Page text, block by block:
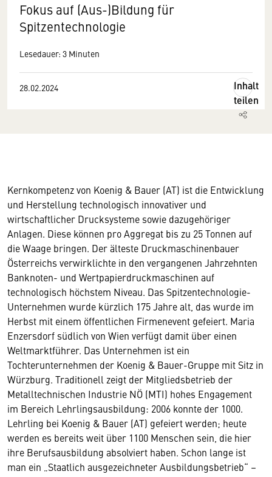
Fokus auf (Aus-)Bildung für
Spitzentechnologie
Lesedauer: 3 Minuten
28.02.2024
Inhalt
teilen
Kernkompetenz von Koenig & Bauer (AT) ist die Entwicklung
und Herstellung technologisch innovativer und
wirtschaftlicher Drucksysteme sowie dazugehöriger
Anlagen. Diese können pro Aggregat bis zu 25 Tonnen auf
die Waage bringen. Der älteste Druckmaschinenbauer
Österreichs verwirklichte in den vergangenen Jahrzehnten
Banknoten- und Wertpapierdruckmaschinen auf
technologisch höchstem Niveau. Das Spitzentechnologie-
Unternehmen wurde kürzlich 175 Jahre alt, das wurde im
Herbst mit einem öffentlichen Firmenevent gefeiert. Maria
Enzersdorf südlich von Wien verfügt damit über einen
Weltmarktführer. Das Unternehmen ist ein
Tochterunternehmen der Koenig & Bauer-Gruppe mit Sitz in
Würzburg. Traditionell zeigt der Mitgliedsbetrieb der
Metalltechnischen Industrie NÖ (MTI) hohes Engagement
im Bereich Lehrlingsausbildung: 2006 konnte der 1000.
Lehrling bei Koenig & Bauer (AT) gefeiert werden; heute
werden es bereits weit über 1100 Menschen sein, die hier
ihre Berufsausbildung absolviert haben. Schon lange ist
man ein „Staatlich ausgezeichneter Ausbildungsbetrieb“ –